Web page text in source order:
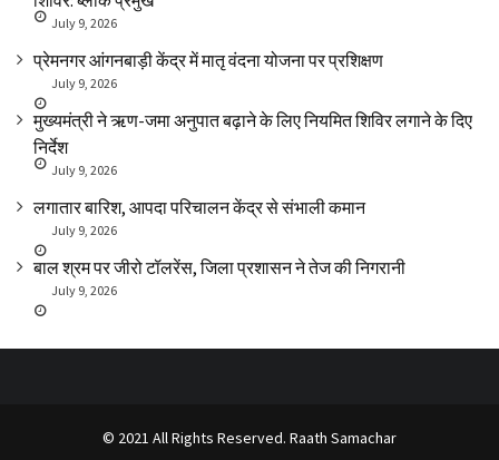
July 9, 2026
प्रेमनगर आंगनबाड़ी केंद्र में मातृ वंदना योजना पर प्रशिक्षण
July 9, 2026
मुख्यमंत्री ने ऋण-जमा अनुपात बढ़ाने के लिए नियमित शिविर लगाने के दिए
निर्देश
July 9, 2026
लगातार बारिश, आपदा परिचालन केंद्र से संभाली कमान
July 9, 2026
बाल श्रम पर जीरो टॉलरेंस, जिला प्रशासन ने तेज की निगरानी
July 9, 2026
© 2021 All Rights Reserved. Raath Samachar